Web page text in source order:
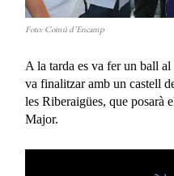
Foto: Comú d’Encamp
A la tarda es va fer un ball
va finalitzar amb un castell
les Riberaigües, que posarà
Major.